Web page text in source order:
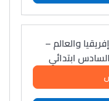
Ki Derti Liha
والعالم –
ابتدائي